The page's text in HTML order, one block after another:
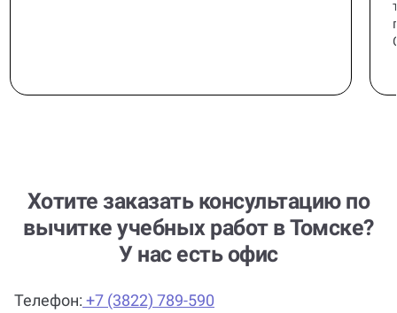
Хотите заказать консультацию по
вычитке учебных работ в Томске?
У нас есть офис
Телефон: +7 (3822) 789-590